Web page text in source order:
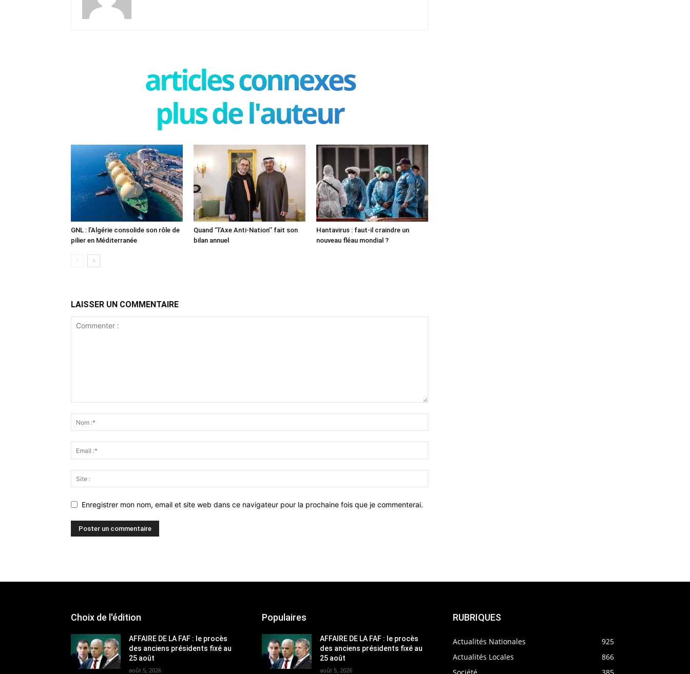
articles connexes
plus de l'auteur
GNL : l’Algérie consolide son rôle de
pilier en Méditerranée
Quand ‘’l’Axe Anti-Nation’’ fait son
bilan annuel
Hantavirus : faut-il craindre un
nouveau fléau mondial ?
LAISSER UN COMMENTAIRE
Enregistrer mon nom, email et site web dans ce navigateur pour la prochaine fois que je commenterai.
Choix de l'édition
AFFAIRE DE LA FAF : le procès
des anciens présidents fixé au
25 août
août 5, 2026
Populaires
AFFAIRE DE LA FAF : le procès
des anciens présidents fixé au
25 août
août 5, 2026
RUBRIQUES
Actualités Nationales
925
Actualités Locales
866
Société
385